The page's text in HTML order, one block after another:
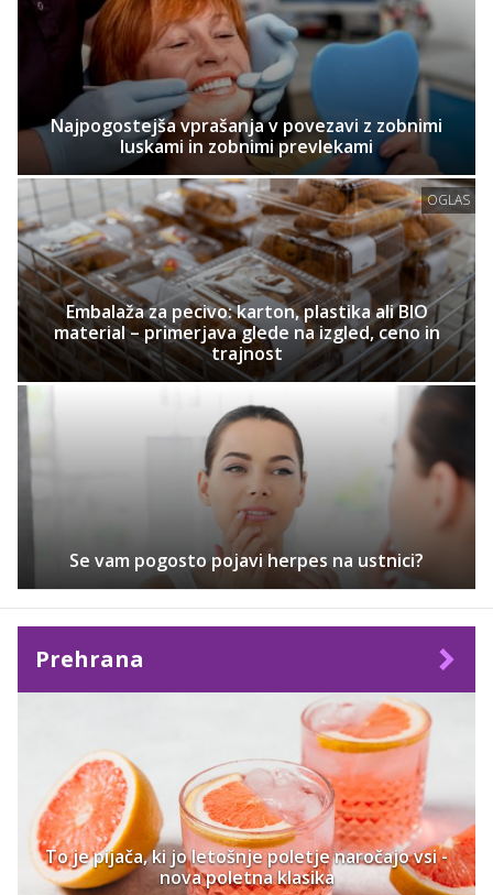
Najpogostejša vprašanja v povezavi z zobnimi
luskami in zobnimi prevlekami
OGLAS
Embalaža za pecivo: karton, plastika ali BIO
material – primerjava glede na izgled, ceno in
trajnost
Se vam pogosto pojavi herpes na ustnici?
Prehrana
To je pijača, ki jo letošnje poletje naročajo vsi -
nova poletna klasika